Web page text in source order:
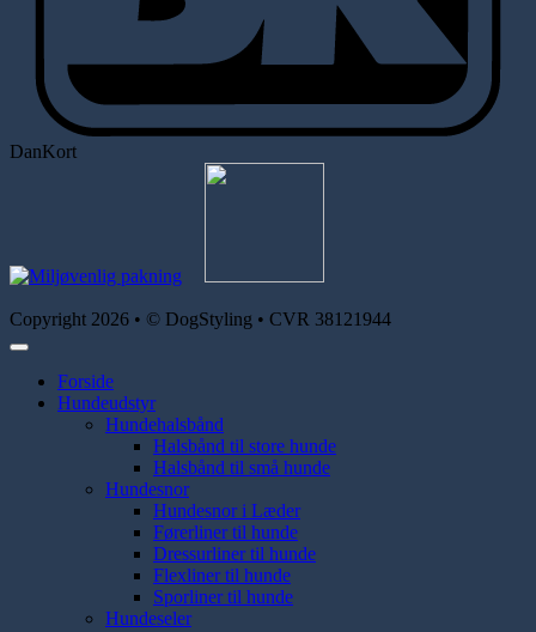
DanKort
Copyright 2026 • © DogStyling • CVR 38121944
Forside
Hundeudstyr
Hundehalsbånd
Halsbånd til store hunde
Halsbånd til små hunde
Hundesnor
Hundesnor i Læder
Førerliner til hunde
Dressurliner til hunde
Flexliner til hunde
Sporliner til hunde
Hundeseler